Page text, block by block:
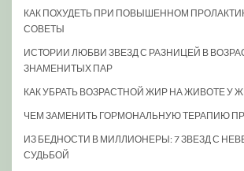
КАК ПОХУДЕТЬ ПРИ ПОВЫШЕННОМ
СОВЕТЫ
ИСТОРИИ ЛЮБВИ ЗВЕЗД С РАЗНИЦЕЙ В
ЗНАМЕНИТЫХ ПАР
КАК УБРАТЬ ВОЗРАСТНОЙ ЖИР НА ЖИВОТЕ У
ЧЕМ ЗАМЕНИТЬ ГОРМОНАЛЬНУЮ ТЕРАПИЮ
ИЗ БЕДНОСТИ В МИЛЛИОНЕРЫ: 7 ЗВЕЗД С
СУДЬБОЙ